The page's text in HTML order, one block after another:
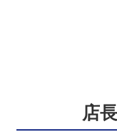
店